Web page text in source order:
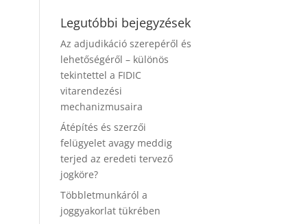
Legutóbbi bejegyzések
Az adjudikáció szerepéről és
lehetőségéről – különös
tekintettel a FIDIC
vitarendezési
mechanizmusaira
Átépítés és szerzői
felügyelet avagy meddig
terjed az eredeti tervező
jogköre?
Többletmunkáról a
joggyakorlat tükrében